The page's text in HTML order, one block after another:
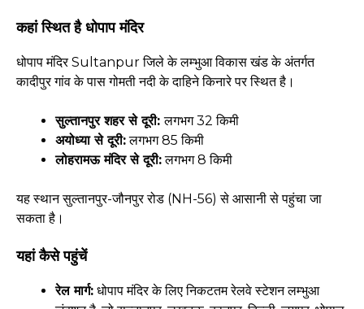
कहां स्थित है धोपाप मंदिर
धोपाप मंदिर Sultanpur जिले के लम्भुआ विकास खंड के अंतर्गत
कादीपुर गांव के पास गोमती नदी के दाहिने किनारे पर स्थित है।
सुल्तानपुर शहर से दूरी:लगभग 32 किमी
अयोध्या से दूरी:लगभग 85 किमी
लोहरामऊ मंदिर से दूरी:लगभग 8 किमी
यह स्थान सुल्तानपुर-जौनपुर रोड (NH-56) से आसानी से पहुंचा जा
सकता है।
यहां कैसे पहुंचें
रेल मार्ग: धोपाप मंदिर के लिए निकटतम रेलवे स्टेशन लम्भुआ